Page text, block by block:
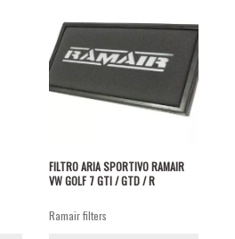
FILTRO ARIA SPORTIVO RAMAIR
VW GOLF 7 GTI / GTD / R
ramair filters